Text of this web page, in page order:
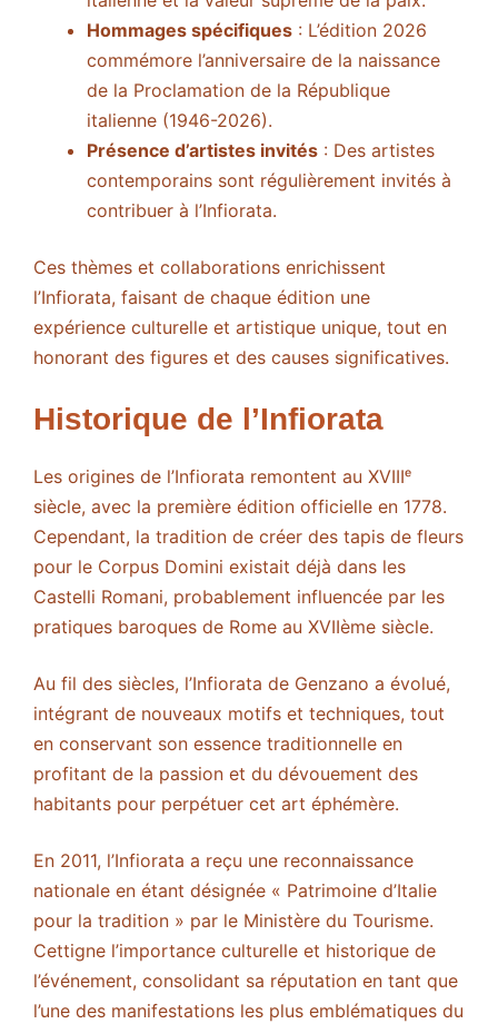
Hommages spécifiques : L’édition 2026
commémore l’anniversaire de la naissance
de la Proclamation de la République
italienne (1946-2026).
Présence d’artistes invités : Des artistes
contemporains sont régulièrement invités à
contribuer à l’Infiorata.
Ces thèmes et collaborations enrichissent
l’Infiorata, faisant de chaque édition une
expérience culturelle et artistique unique, tout en
honorant des figures et des causes significatives.
Historique de l’Infiorata
Les origines de l’Infiorata remontent au XVIIIᵉ
siècle, avec la première édition officielle en 1778.
Cependant, la tradition de créer des tapis de fleurs
pour le Corpus Domini existait déjà dans les
Castelli Romani, probablement influencée par les
pratiques baroques de Rome au XVIIème siècle.
Au fil des siècles, l’Infiorata de Genzano a évolué,
intégrant de nouveaux motifs et techniques, tout
en conservant son essence traditionnelle en
profitant de la passion et du dévouement des
habitants pour perpétuer cet art éphémère.
En 2011, l’Infiorata a reçu une reconnaissance
nationale en étant désignée « Patrimoine d’Italie
pour la tradition » par le Ministère du Tourisme.
Cettigne l’importance culturelle et historique de
l’événement, consolidant sa réputation en tant que
l’une des manifestations les plus emblématiques du